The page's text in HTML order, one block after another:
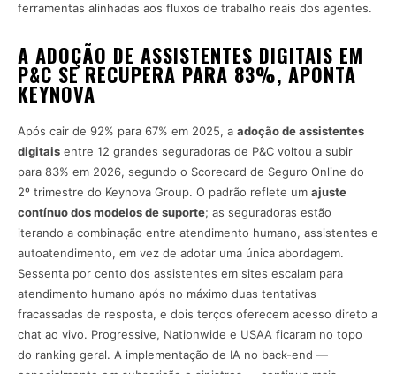
ferramentas alinhadas aos fluxos de trabalho reais dos agentes.
A ADOÇÃO DE ASSISTENTES DIGITAIS EM
P&C SE RECUPERA PARA 83%, APONTA
KEYNOVA
Após cair de 92% para 67% em 2025, a adoção de assistentes
digitais entre 12 grandes seguradoras de P&C voltou a subir
para 83% em 2026, segundo o Scorecard de Seguro Online do
2º trimestre do Keynova Group. O padrão reflete um ajuste
contínuo dos modelos de suporte; as seguradoras estão
iterando a combinação entre atendimento humano, assistentes e
autoatendimento, em vez de adotar uma única abordagem.
Sessenta por cento dos assistentes em sites escalam para
atendimento humano após no máximo duas tentativas
fracassadas de resposta, e dois terços oferecem acesso direto a
chat ao vivo. Progressive, Nationwide e USAA ficaram no topo
do ranking geral. A implementação de IA no back-end —